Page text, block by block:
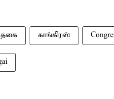
காங்கிரஸ்